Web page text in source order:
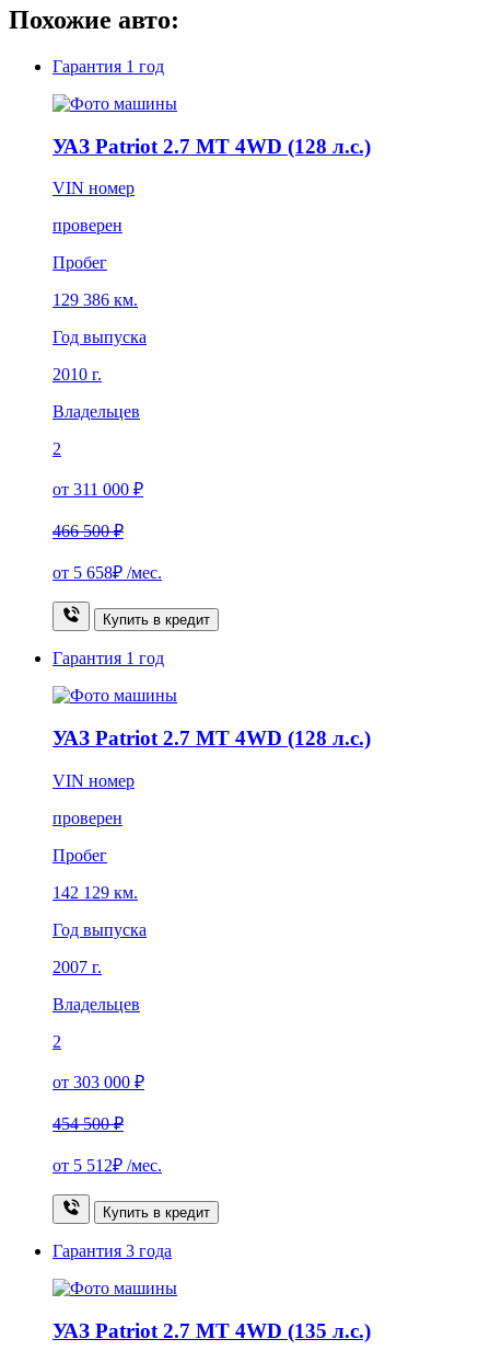
Похожие авто:
Гарантия 1 год
УАЗ Patriot 2.7 MT 4WD (128 л.с.)
VIN номер
проверен
Пробег
129 386 км.
Год выпуска
2010 г.
Владельцев
2
от 311 000 ₽
466 500 ₽
от 5 658₽ /мес.
Купить в кредит
Гарантия 1 год
УАЗ Patriot 2.7 MT 4WD (128 л.с.)
VIN номер
проверен
Пробег
142 129 км.
Год выпуска
2007 г.
Владельцев
2
от 303 000 ₽
454 500 ₽
от 5 512₽ /мес.
Купить в кредит
Гарантия 3 года
УАЗ Patriot 2.7 MT 4WD (135 л.с.)